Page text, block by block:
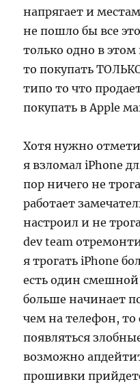
напрягает и
не пошло бы все
только одно в этом
то покупать ТОЛЬКО
типо то что
покупать в Apple
Хотя нужно
я взломал iPhone
пор ничего не
работает
настроил и не
dev team
я трогать iPhone
есть один
больше начинает
чем на телефон, то
появляться
возможно
прошивки